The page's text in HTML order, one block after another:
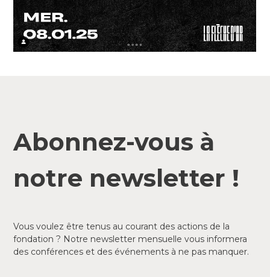
Abonnez-vous à
notre newsletter !
Vous voulez être tenus au courant des actions de la
fondation ? Notre newsletter mensuelle vous informera
des conférences et des événements à ne pas manquer.